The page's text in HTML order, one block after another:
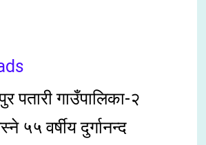
पतारी गाउँपालिका-२
५५ वर्षीय दुर्गानन्द